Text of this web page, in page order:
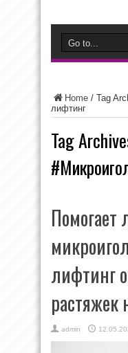
Home / Tag
лифтинг
Tag
Помогает
лифтинг
растяжек
admin